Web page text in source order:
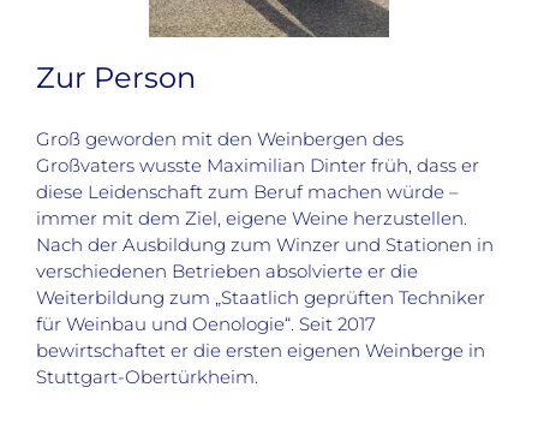
Zur Person
Groß geworden mit den Weinbergen des
Großvaters wusste Maximilian Dinter früh, dass er
diese Leidenschaft zum Beruf machen würde –
immer mit dem Ziel, eigene Weine herzustellen.
Nach der Ausbildung zum Winzer und Stationen in
verschiedenen Betrieben absolvierte er die
Weiterbildung zum „Staatlich geprüften Techniker
für Weinbau und Oenologie“. Seit 2017
bewirtschaftet er die ersten eigenen Weinberge in
Stuttgart-Obertürkheim.